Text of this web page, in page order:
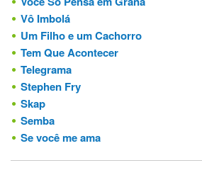
Vô Imbolá
Um Filho e um Cachorro
Tem Que Acontecer
Telegrama
Stephen Fry
Skap
Semba
Se você me ama